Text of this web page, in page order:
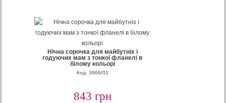
Нічна сорочка для майбутніх і
годуючих мам з тонкої фланелі в
білому кольорі
Код: 3966/01
843 грн